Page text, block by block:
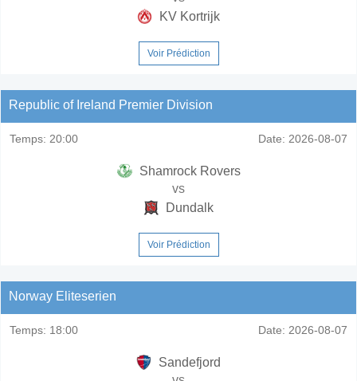
KV Kortrijk
Voir Prédiction
Republic of Ireland Premier Division
Temps: 20:00 Date: 2026-08-07
Shamrock Rovers
vs
Dundalk
Voir Prédiction
Norway Eliteserien
Temps: 18:00 Date: 2026-08-07
Sandefjord